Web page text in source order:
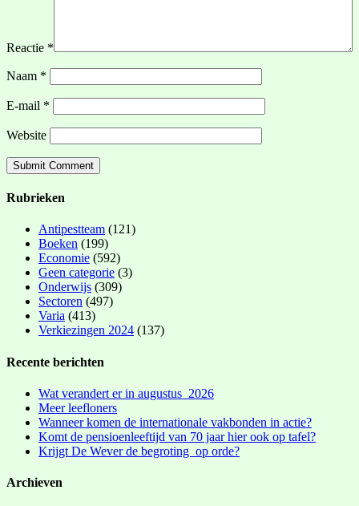
Reactie *
Naam *
E-mail *
Website
Rubrieken
Antipestteam (121)
Boeken (199)
Economie (592)
Geen categorie (3)
Onderwijs (309)
Sectoren (497)
Varia (413)
Verkiezingen 2024 (137)
Recente berichten
Wat verandert er in augustus 2026
Meer leefloners
Wanneer komen de internationale vakbonden in actie?
Komt de pensioenleeftijd van 70 jaar hier ook op tafel?
Krijgt De Wever de begroting op orde?
Archieven